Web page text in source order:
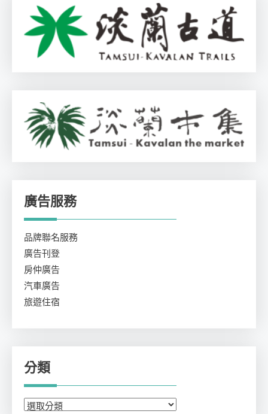
廣告服務
品牌聯名服務
廣告刊登
房仲廣告
汽車廣告
旅遊住宿
分類
分